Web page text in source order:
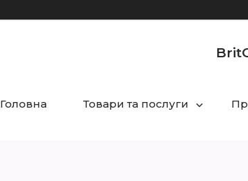
Головна Товари та послуги